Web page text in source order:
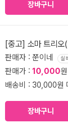
장바구니
[중고] 소마 트리
판매자 : 쭌이네 실
판매가 : 10,000
배송비 : 30,000원
장바구니